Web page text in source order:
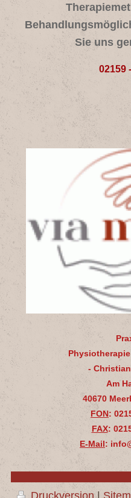
Sie uns
02159
-
Am
40670
FON:
FAX:
E-Mail:
Druckversion |